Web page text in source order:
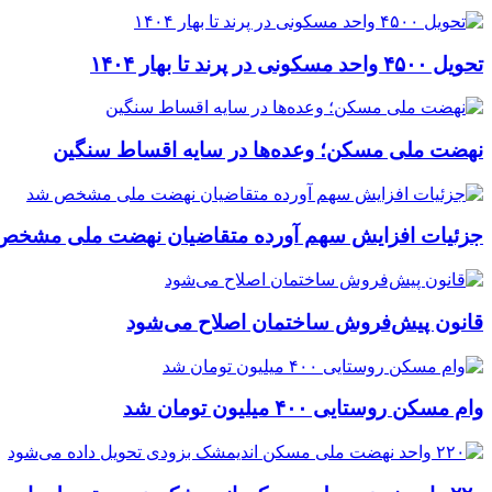
تحویل ۴۵۰۰ واحد مسکونی در پرند تا بهار ۱۴۰۴
نهضت ملی مسکن؛ وعده‌ها در سایه اقساط سنگین
جزئیات افزایش سهم آورده متقاضیان نهضت ملی
قانون پیش‌فروش ساختمان اصلاح می‌شود
وام مسکن روستایی ۴۰۰ میلیون تومان شد